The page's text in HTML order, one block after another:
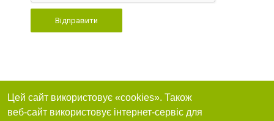
Відправити
Цей сайт використовує «cookies». Також
веб-сайт використовує інтернет-сервіс для